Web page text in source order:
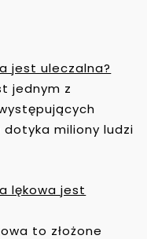
jest uleczalna?
jednym z
miliony ludzi
lękowa jest
to złożone